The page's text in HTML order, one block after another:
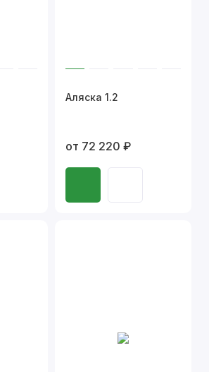
Аляска 1.2
от 72 220 ₽